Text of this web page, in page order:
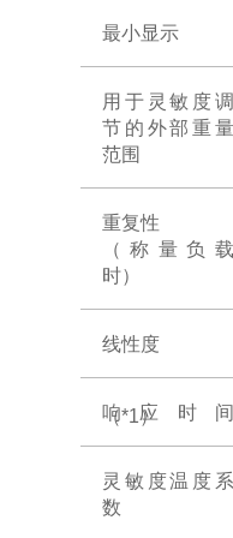
最小显示
用于灵敏度调
节的外部重量
范围
重复性
（称量负载
时）
线性度
响应时间
（*1）
灵敏度温度系
数